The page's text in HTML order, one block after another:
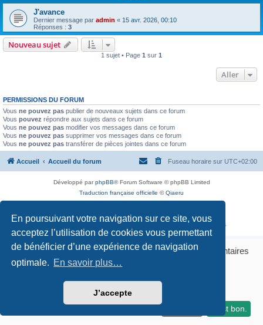
En poursuivant votre navigation sur ce site, vous
acceptez l’utilisation de cookies vous permettant
de bénéficier d’une expérience de navigation
optimale. En savoir plus…
J’accepte
J'avance
Dernier message par admin « 15 avr. 2026, 00:10
Réponses : 3
Nouveau sujet
1 sujet • Page 1 sur 1
Aller
PERMISSIONS DU FORUM
Vous ne pouvez pas publier de nouveaux sujets dans ce forum
Vous pouvez répondre aux sujets dans ce forum
Vous ne pouvez pas modifier vos messages dans ce forum
Vous ne pouvez pas supprimer vos messages dans ce forum
Vous ne pouvez pas transférer de pièces jointes dans ce forum
Accueil Accueil du forum Fuseau horaire sur UTC+02:00
Développé parphpBB® Forum Software © phpBB Limited
Traduction française officielle ©Qiaeru
GERER MES COOKIES
Certains liens sur ce site sont des liens affilies Amazon. En savoir plus
Bonjour ! Pourrions-nous activer des services supplémentaires
pourMarketing / affiliation, Statistiques, Sécurité &
consentement plus tard.
C'est bon.